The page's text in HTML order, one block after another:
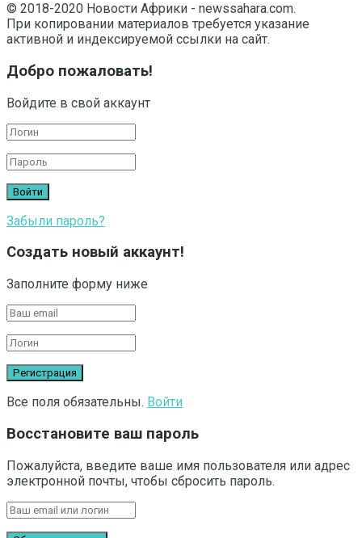
© 2018-2020 Новости Африки - newssahara.com.
При копировании материалов требуется указание
активной и индексируемой ссылки на сайт.
Добро пожаловать!
Войдите в свой аккаунт
Забыли пароль?
Создать новый аккаунт!
Заполните форму ниже
Все поля обязательны. Войти
Восстановите ваш пароль
Пожалуйста, введите ваше имя пользователя или адрес
электронной почты, чтобы сбросить пароль.